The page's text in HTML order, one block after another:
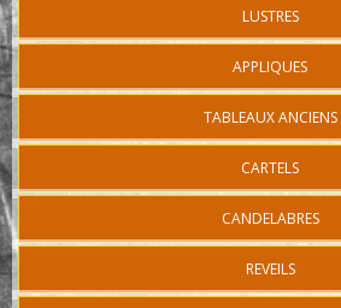
LUSTRES
APPLIQUES
TABLEAUX ANCIENS
CARTELS
CANDELABRES
REVEILS